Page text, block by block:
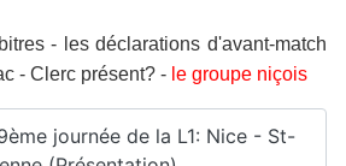
- les déclarations d'avant-match
- Clerc présent? - le groupe niçois
journée de la L1: Nice - St-